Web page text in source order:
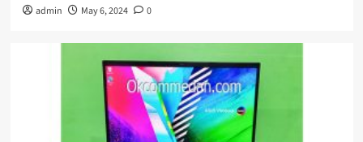
admin May 6, 2024 0